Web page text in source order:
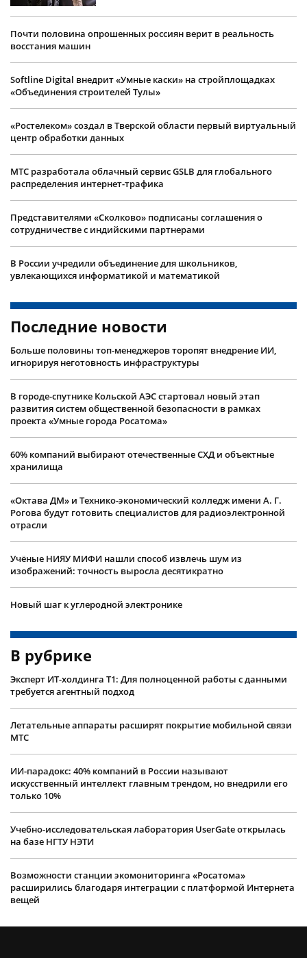
Почти половина опрошенных россиян верит в реальность
восстания машин
Softline Digital внедрит «Умные каски» на стройплощадках
«Объединения строителей Тулы»
«Ростелеком» создал в Тверской области первый виртуальный
центр обработки данных
МТС разработала облачный сервис GSLB для глобального
распределения интернет-трафика
Представителями «Сколково» подписаны соглашения о
сотрудничестве с индийскими партнерами
В России учредили объединение для школьников,
увлекающихся информатикой и математикой
Последние новости
Больше половины топ-менеджеров торопят внедрение ИИ,
игнорируя неготовность инфраструктуры
В городе-спутнике Кольской АЭС стартовал новый этап
развития систем общественной безопасности в рамках
проекта «Умные города Росатома»
60% компаний выбирают отечественные СХД и объектные
хранилища
«Октава ДМ» и Технико-экономический колледж имени А. Г.
Рогова будут готовить специалистов для радиоэлектронной
отрасли
Учëные НИЯУ МИФИ нашли способ извлечь шум из
изображений: точность выросла десятикратно
Новый шаг к углеродной электронике
В рубрике
Эксперт ИТ-холдинга Т1: Для полноценной работы с данными
требуется агентный подход
Летательные аппараты расширят покрытие мобильной связи
МТС
ИИ-парадокс: 40% компаний в России называют
искусственный интеллект главным трендом, но внедрили его
только 10%
Учебно-исследовательская лаборатория UserGate открылась
на базе НГТУ НЭТИ
Возможности станции экомониторинга «Росатома»
расширились благодаря интеграции с платформой Интернета
вещей